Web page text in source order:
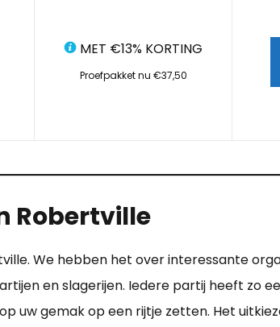
MET €13% KORTING
Proefpakket nu €37,50
Robertville
We hebben het over interessante
en slagerijen. Iedere partij heeft zo
uw gemak op een rijtje zetten. Het